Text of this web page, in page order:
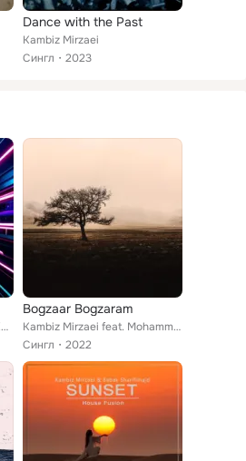
Dance with the Past
Kambiz Mirzaei
Сингл
2023
Kambiz Mirzaei feat. Pouya Khani
Bogzaar Bogzaram
Kambiz Mirzaei feat. Mohammadreza Sadeghi
Сингл
2022